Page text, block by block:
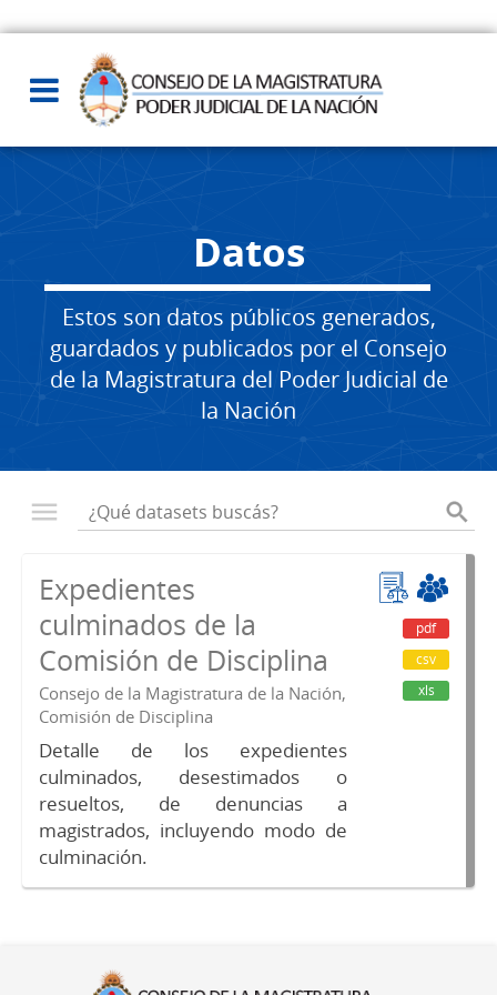
Datos
Estos son datos públicos generados,
guardados y publicados por el Consejo
de la Magistratura del Poder Judicial de
la Nación
Expedientes
culminados de la
Comisión de Disciplina
Consejo de la Magistratura de la Nación,
Comisión de Disciplina
Detalle de los expedientes
culminados, desestimados o
resueltos, de denuncias a
magistrados, incluyendo modo de
culminación.
pdf
csv
xls